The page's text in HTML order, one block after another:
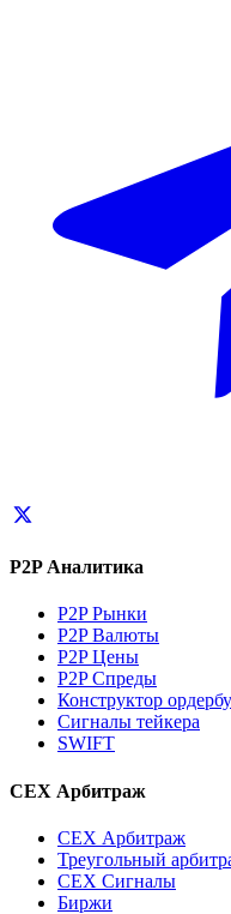
P2P Аналитика
P2P Рынки
P2P Валюты
P2P Цены
P2P Спреды
Конструктор
Сигналы тейкера
SWIFT
CEX Арбитраж
CEX Арбитраж
Треугольный
CEX Сигналы
Биржи